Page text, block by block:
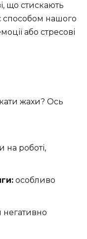
що стискають
способом нашого
або стресові
жахи? Ось
на роботі,
особливо